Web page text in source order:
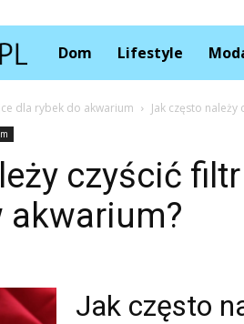
DwaKolory.pl
Dom Lifestyle
dla rybek do akwarium Jak często
czyścić filtr
akwarium?
Jak często